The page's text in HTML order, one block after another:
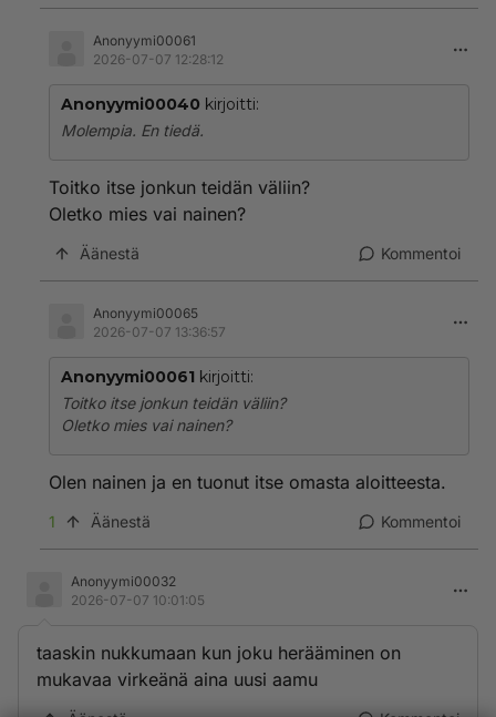
Anonyymi00061
2026-07-07 12:28:12
Anonyymi00040 kirjoitti:
Molempia. En tiedä.
Toitko itse jonkun teidän väliin?
Oletko mies vai nainen?
Äänestä Kommentoi
Anonyymi00065
2026-07-07 13:36:57
Anonyymi00061 kirjoitti:
Toitko itse jonkun teidän väliin?
Oletko mies vai nainen?
Olen nainen ja en tuonut itse omasta aloitteesta.
1 Äänestä Kommentoi
Anonyymi00032
2026-07-07 10:01:05
taaskin nukkumaan kun joku herääminen on
mukavaa virkeänä aina uusi aamu